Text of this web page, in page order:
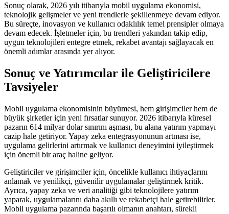
Sonuç olarak, 2026 yılı itibarıyla mobil uygulama ekonomisi,
teknolojik gelişmeler ve yeni trendlerle şekillenmeye devam ediyor.
Bu süreçte, inovasyon ve kullanıcı odaklılık temel prensipler olmaya
devam edecek. İşletmeler için, bu trendleri yakından takip edip,
uygun teknolojileri entegre etmek, rekabet avantajı sağlayacak en
önemli adımlar arasında yer alıyor.
Sonuç ve Yatırımcılar ile Geliştiricilere
Tavsiyeler
Mobil uygulama ekonomisinin büyümesi, hem girişimciler hem de
büyük şirketler için yeni fırsatlar sunuyor. 2026 itibarıyla küresel
pazarın 614 milyar dolar sınırını aşması, bu alana yatırım yapmayı
cazip hale getiriyor. Yapay zeka entegrasyonunun artması ise,
uygulama gelirlerini artırmak ve kullanıcı deneyimini iyileştirmek
için önemli bir araç haline geliyor.
Geliştiriciler ve girişimciler için, öncelikle kullanıcı ihtiyaçlarını
anlamak ve yenilikçi, güvenilir uygulamalar geliştirmek kritik.
Ayrıca, yapay zeka ve veri analitiği gibi teknolojilere yatırım
yaparak, uygulamalarını daha akıllı ve rekabetçi hale getirebilirler.
Mobil uygulama pazarında başarılı olmanın anahtarı, sürekli